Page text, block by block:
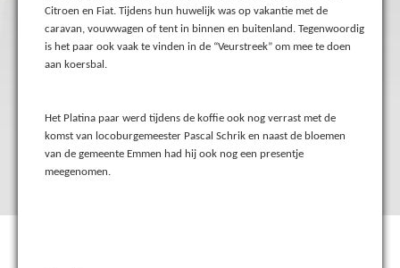
Citroen en Fiat. Tijdens hun huwelijk was op vakantie met de
caravan, vouwwagen of tent in binnen en buitenland. Tegenwoordig
is het paar ook vaak te vinden in de “Veurstreek” om mee te doen
aan koersbal.
Het Platina paar werd tijdens de koffie ook nog verrast met de
komst van locoburgemeester Pascal Schrik en naast de bloemen
van de gemeente Emmen had hij ook nog een presentje
meegenomen.